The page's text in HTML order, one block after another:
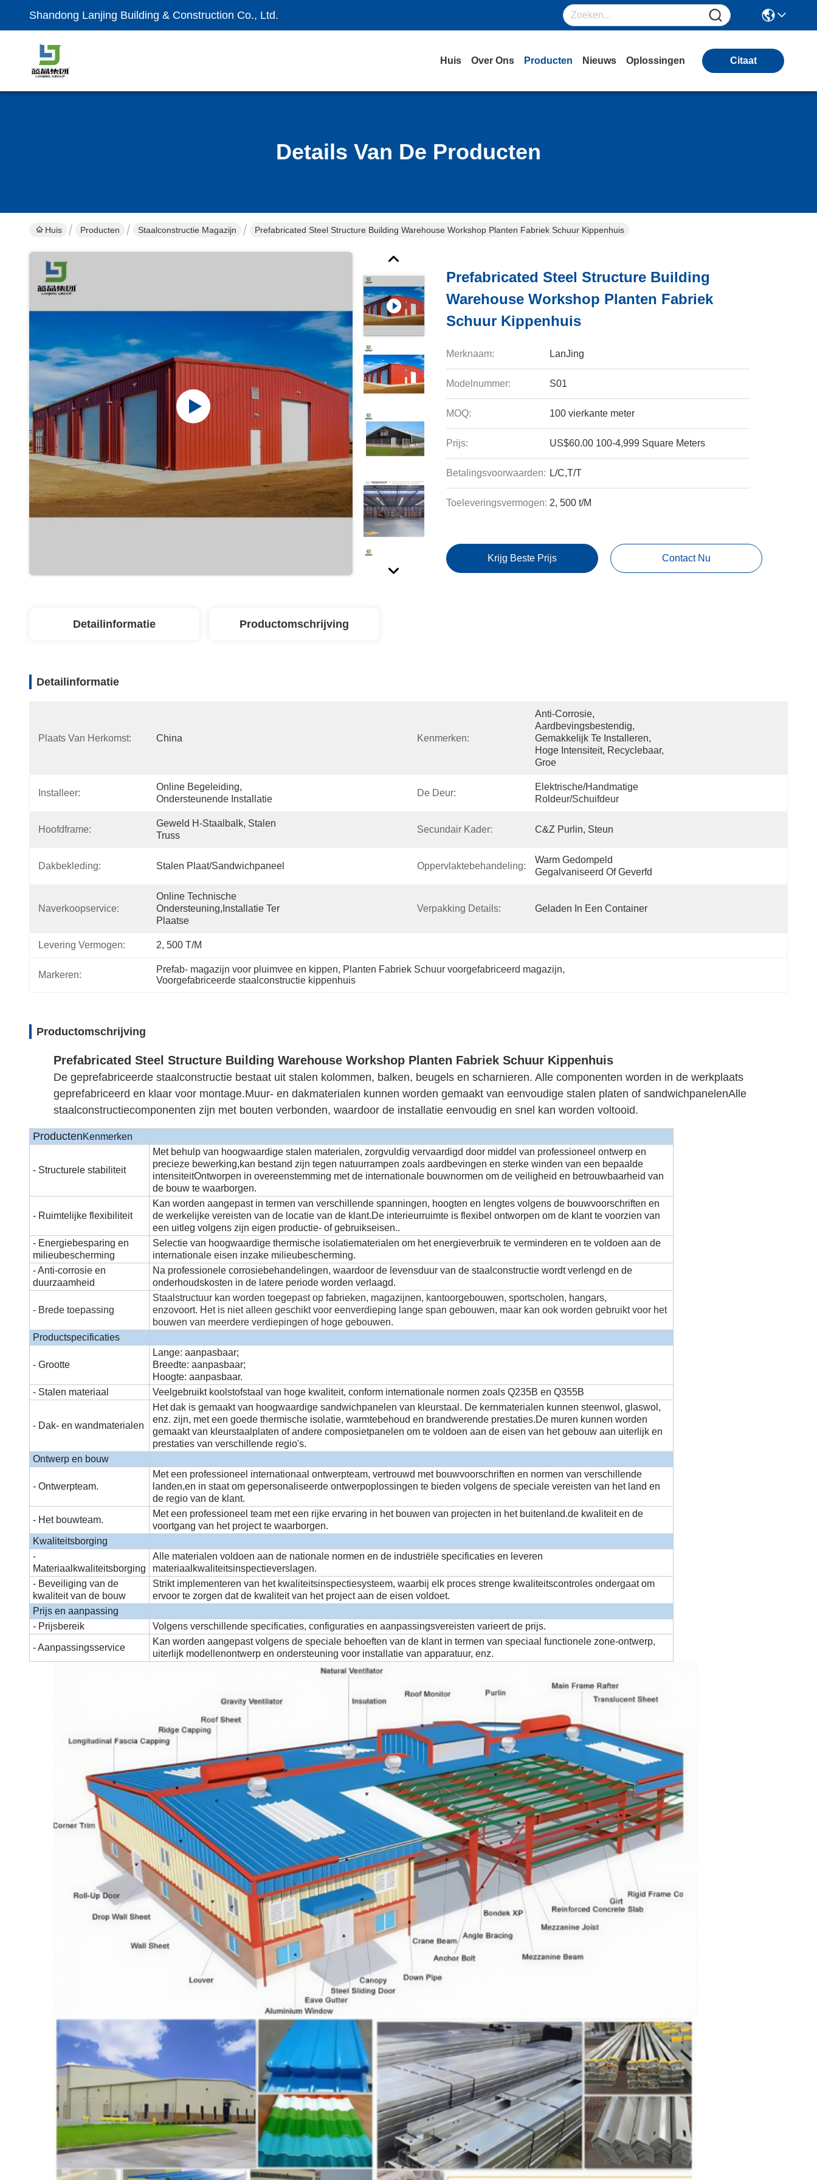
Shandong Lanjing Building & Construction Co., Ltd.
Huis Over Ons Producten Nieuws Oplossingen Citaat
Details Van De Producten
Huis Producten Staalconstructie Magazijn Prefabricated Steel Structure Building Warehouse Workshop Planten Fabriek Schuur Kippenhuis
Prefabricated Steel Structure Building
Warehouse Workshop Planten Fabriek
Schuur Kippenhuis
Merknaam: LanJing
Modelnummer: S01
MOQ: 100 vierkante meter
Prijs: US$60.00 100-4,999 Square Meters
Betalingsvoorwaarden: L/C,T/T
Toeleveringsvermogen: 2, 500 t/M
Krijg Beste Prijs Contact Nu
Detailinformatie Productomschrijving
Detailinformatie
Plaats Van Herkomst: China Kenmerken:
Anti-Corrosie,
Aardbevingsbestendig,
Gemakkelijk Te Installeren,
Hoge Intensiteit, Recyclebaar,
Groe
Installeer:
Online Begeleiding,
Ondersteunende Installatie
De Deur:
Elektrische/handmatige
Roldeur/schuifdeur
Hoofdframe:
Geweld H-Staalbalk, Stalen
Truss
Secundair Kader: C&Z Purlin, Steun
Dakbekleding: Stalen Plaat/sandwichpaneel Oppervlaktebehandeling:
Warm Gedompeld
Gegalvaniseerd Of Geverfd
Naverkoopservice:
Online Technische
Ondersteuning,installatie Ter
Plaatse
Verpakking Details: Geladen In Een Container
Levering Vermogen: 2, 500 T/M
Markeren:
Prefab- magazijn voor pluimvee en kippen, Planten Fabriek Schuur voorgefabriceerd magazijn,
Voorgefabriceerde staalconstructie kippenhuis
Productomschrijving
Prefabricated Steel Structure Building Warehouse Workshop Planten Fabriek Schuur Kippenhuis
De geprefabriceerde staalconstructie bestaat uit stalen kolommen, balken, beugels en scharnieren. Alle componenten worden in de werkplaats
geprefabriceerd en klaar voor montage.Muur- en dakmaterialen kunnen worden gemaakt van eenvoudige stalen platen of sandwichpanelenAlle
staalconstructiecomponenten zijn met bouten verbonden, waardoor de installatie eenvoudig en snel kan worden voltooid.
ProductenKenmerken
- Structurele stabiliteit
Met behulp van hoogwaardige stalen materialen, zorgvuldig vervaardigd door middel van professioneel ontwerp en
precieze bewerking,kan bestand zijn tegen natuurrampen zoals aardbevingen en sterke winden van een bepaalde
intensiteitOntworpen in overeenstemming met de internationale bouwnormen om de veiligheid en betrouwbaarheid van
de bouw te waarborgen.
- Ruimtelijke flexibiliteit
Kan worden aangepast in termen van verschillende spanningen, hoogten en lengtes volgens de bouwvoorschriften en
de werkelijke vereisten van de locatie van de klant.De interieurruimte is flexibel ontworpen om de klant te voorzien van
een uitleg volgens zijn eigen productie- of gebruikseisen..
- Energiebesparing en
milieubescherming
Selectie van hoogwaardige thermische isolatiematerialen om het energieverbruik te verminderen en te voldoen aan de
internationale eisen inzake milieubescherming.
- Anti-corrosie en
duurzaamheid
Na professionele corrosiebehandelingen, waardoor de levensduur van de staalconstructie wordt verlengd en de
onderhoudskosten in de latere periode worden verlaagd.
- Brede toepassing
Staalstructuur kan worden toegepast op fabrieken, magazijnen, kantoorgebouwen, sportscholen, hangars,
enzovoort. Het is niet alleen geschikt voor eenverdieping lange span gebouwen, maar kan ook worden gebruikt voor het
bouwen van meerdere verdiepingen of hoge gebouwen.
Productspecificaties
- Grootte
Lange: aanpasbaar;
Breedte: aanpasbaar;
Hoogte: aanpasbaar.
- Stalen materiaal
Veelgebruikt koolstofstaal van hoge kwaliteit, conform internationale normen zoals Q235B en Q355B
- Dak- en wandmaterialen
Het dak is gemaakt van hoogwaardige sandwichpanelen van kleurstaal. De kernmaterialen kunnen steenwol, glaswol,
enz. zijn, met een goede thermische isolatie, warmtebehoud en brandwerende prestaties.De muren kunnen worden
gemaakt van kleurstaalplaten of andere composietpanelen om te voldoen aan de eisen van het gebouw aan uiterlijk en
prestaties van verschillende regio's.
Ontwerp en bouw
- Ontwerpteam.
Met een professioneel internationaal ontwerpteam, vertrouwd met bouwvoorschriften en normen van verschillende
landen,en in staat om gepersonaliseerde ontwerpoplossingen te bieden volgens de speciale vereisten van het land en
de regio van de klant.
- Het bouwteam.
Met een professioneel team met een rijke ervaring in het bouwen van projecten in het buitenland.de kwaliteit en de
voortgang van het project te waarborgen.
Kwaliteitsborging
-
Materiaalkwaliteitsborging
Alle materialen voldoen aan de nationale normen en de industriële specificaties en leveren
materiaalkwaliteitsinspectieverslagen.
- Beveiliging van de
kwaliteit van de bouw
Strikt implementeren van het kwaliteitsinspectiesysteem, waarbij elk proces strenge kwaliteitscontroles ondergaat om
ervoor te zorgen dat de kwaliteit van het project aan de eisen voldoet.
Prijs en aanpassing
- Prijsbereik
Volgens verschillende specificaties, configuraties en aanpassingsvereisten varieert de prijs.
- Aanpassingsservice
Kan worden aangepast volgens de speciale behoeften van de klant in termen van speciaal functionele zone-ontwerp,
uiterlijk modellenontwerp en ondersteuning voor installatie van apparatuur, enz.